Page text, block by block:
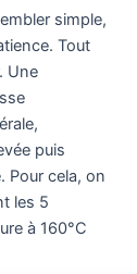
simple,
Tout
Une
puis
Pour cela, on
les 5
à 160°C